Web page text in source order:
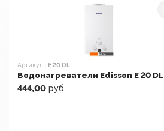
Артикул: E 20 DL
Водонагреватели Edisson E 20 DL
444,00 руб.